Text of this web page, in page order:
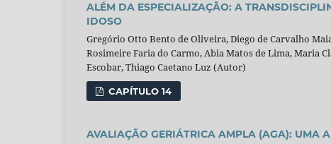
ALÉM DA ESPECIALIZAÇÃO: A
IDOSO
Gregório Otto Bento de Oliveira, Diego de Carvalho
Rosimeire Faria do Carmo, Abia Matos de Lima, Maria
Escobar, Thiago Caetano Luz (Autor)
CAPÍTULO 14
AVALIAÇÃO GERIÁTRICA AMPLA (AGA): UMA